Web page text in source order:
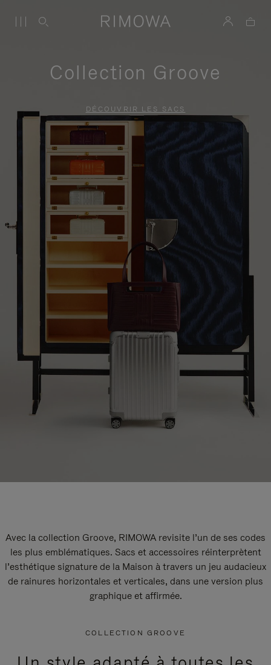
Collection Groove
DÉCOUVRIR LES SACS
Avec la collection Groove, RIMOWA revisite l’un de ses codes
les plus emblématiques. Sacs et accessoires réinterprètent
l’esthétique signature de la Maison à travers un jeu audacieux
de rainures horizontales et verticales, dans une version plus
graphique et affirmée.
COLLECTION GROOVE